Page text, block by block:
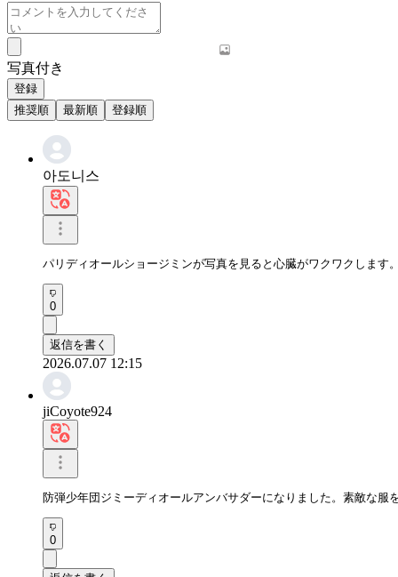
写真付き
登録
推奨順
最新順 登録順
아도니스
パリディオールショージミンが写真を見ると心臓がワクワクしま
0
返信を書く
2026.07.07 12:15
jiCoyote924
防弾少年団ジミーディオールアンバサダーになりました。素敵な服
0